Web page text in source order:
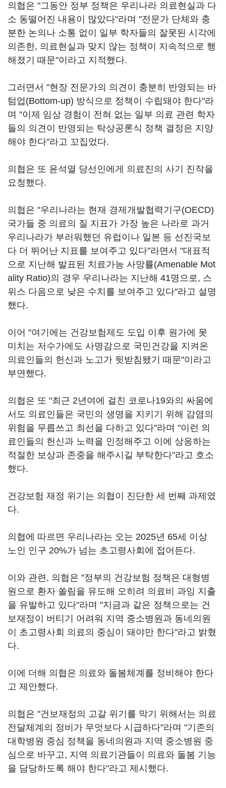
의협은 "그동안 정부 정책은 우리나라 의료현실과 다
소 동떨어진 내용이 많았다"라며 "전문가 단체와 충
분한 논의나 소통 없이 일부 학자들의 잘못된 시각에
의존한, 의료현실과 맞지 않는 정책이 지속적으로 행
해졌기 때문"이라고 지적했다.
그러면서 "현장 전문가의 의견이 충분히 반영되는 바
텀업(Bottom-up) 방식으로 정책이 수립돼야 한다"라
며 "이제 임상 경험이 전혀 없는 일부 의료 관련 학자
들의 의견이 반영되는 탁상공론식 정책 결정은 지양
해야 한다"라고 꼬집었다.
의협은 또 윤석열 당선인에게 의료진의 사기 진작을
요청했다.
의협은 "우리나라는 현재 경제개발협력기구(OECD)
국가들 중 의료의 질 지표가 가장 높은 나라로 과거
우리나라가 부러워했던 유럽이나 일본 등 선진국보
다 더 뛰어난 지표를 보여주고 있다"라면서 "대표적
으로 지난해 발표된 치료가능 사망률(Amenable Mot
ality Ratio)의 경우 우리나라는 지난해 41명으로, 스
위스 다음으로 낮은 수치를 보여주고 있다"라고 설명
했다.
이어 "여기에는 건강보험제도 도입 이후 원가에 못
미치는 저수가에도 사명감으로 국민건강을 지켜온
의료인들의 헌신과 노고가 뒷받침됐기 때문"이라고
부연했다.
의협은 또 "최근 2년여에 걸친 코로나19와의 싸움에
서도 의료인들은 국민의 생명을 지키기 위해 감염의
위험을 무릅쓰고 최선을 다하고 있다"라며 "이런 의
료인들의 헌신과 노력을 인정해주고 이에 상응하는
적절한 보상과 존중을 해주시길 부탁한다"라고 호소
했다.
건강보험 재정 위기는 의협이 진단한 세 번째 과제였
다.
의협에 따르면 우리나라는 오는 2025년 65세 이상
노인 인구 20%가 넘는 초고령사회에 접어든다.
이와 관련, 의협은 "정부의 건강보험 정책은 대형병
원으로 환자 쏠림을 유도해 오히려 의료비 과잉 지출
을 유발하고 있다"라며 "지금과 같은 정책으로는 건
보재정이 버티기 어려워 지역 중소병원과 동네의원
이 초고령사회 의료의 중심이 돼야만 한다"라고 밝혔
다.
이에 더해 의협은 의료와 돌봄체계를 정비해야 한다
고 제안했다.
의협은 "건보재정의 고갈 위기를 막기 위해서는 의료
전달체계의 정비가 무엇보다 시급하다"라며 "기존의
대학병원 중심 정책을 동네의원과 지역 중소병원 중
심으로 바꾸고, 지역 의료기관들이 의료와 돌봄 기능
을 담당하도록 해야 한다"라고 제시했다.